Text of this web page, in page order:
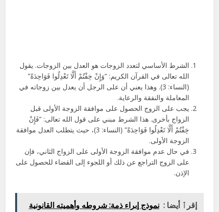
الشرط الأساسي لتعدد الزوجات هو العدل بين الزوجات. يقول
الله تعالى في القرآن الكريم: “وَإِنْ خِفْتُمْ أَلَّا تَعْدِلُوا فَوَاحِدَةً”
(النساء: 3). وهذا يعني أن على الرجل أن يعدل بين زوجاته في
المعاملة والنفقة والرعاية.
يجب على الزوج الحصول على موافقة الزوجة الأولى قبل
الزواج بأخرى. هذا الشرط مبني على قول الله تعالى: “فَإِنْ
خِفْتُمْ أَلَّا تَعْدِلُوا فَوَاحِدَةً” (النساء: 3)، حيث يتطلب العدل موافقة
الزوجة الأولى.
في حال عدم موافقة الزوجة الأولى على الزواج الثاني، فإن
على الزوج التراجع عن ذلك أو اللجوء إلى القضاء للحصول على
الإذن.
إقرٱ أيضا : نموذج إبراء ذمة: شروطه وأهميته القانونية